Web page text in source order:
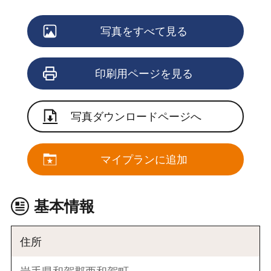
写真をすべて見る
印刷用ページを見る
写真ダウンロードページへ
マイプランに追加
基本情報
住所